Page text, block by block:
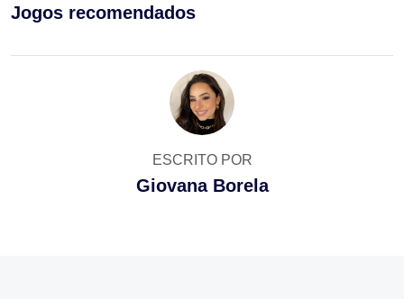
Jogos recomendados
ESCRITO POR
Giovana Borela